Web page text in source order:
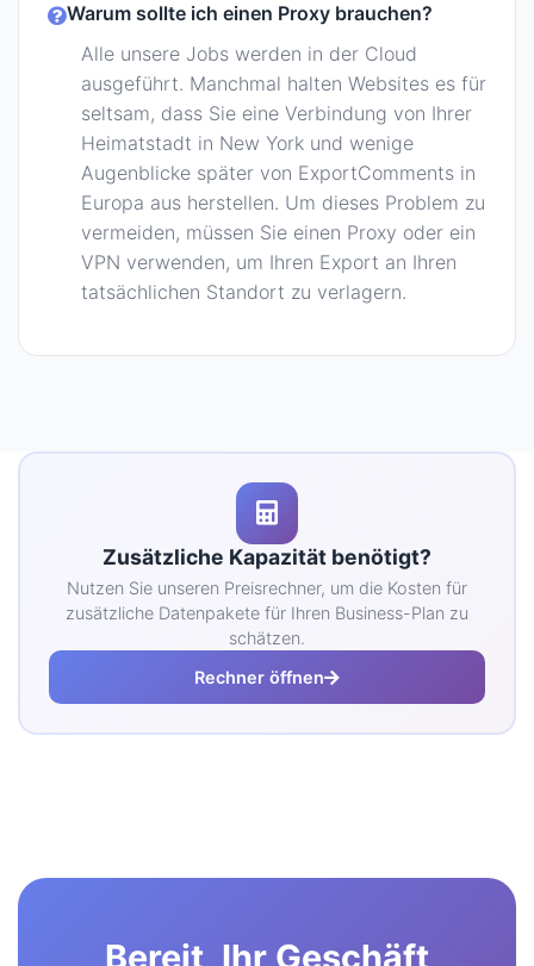
Warum sollte ich einen Proxy brauchen?
Alle unsere Jobs werden in der Cloud
ausgeführt. Manchmal halten Websites es für
seltsam, dass Sie eine Verbindung von Ihrer
Heimatstadt in New York und wenige
Augenblicke später von ExportComments in
Europa aus herstellen. Um dieses Problem zu
vermeiden, müssen Sie einen Proxy oder ein
VPN verwenden, um Ihren Export an Ihren
tatsächlichen Standort zu verlagern.
Zusätzliche Kapazität benötigt?
Nutzen Sie unseren Preisrechner, um die Kosten für
zusätzliche Datenpakete für Ihren Business-Plan zu
schätzen.
Rechner öffnen
Bereit, Ihr Geschäft